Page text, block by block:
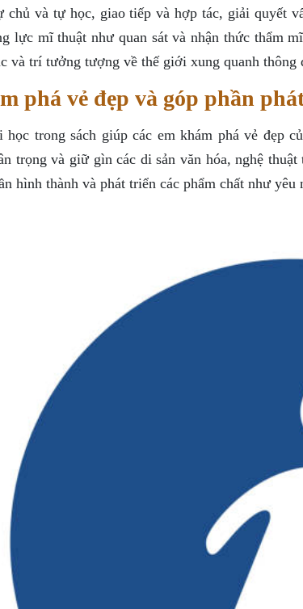
chủ và tự học, giao tiếp và hợp tác, giải quyết
lực mĩ thuật như quan sát và nhận thức thẩm
và trí tưởng tượng về thế giới xung quanh thông
phá vẻ đẹp và góp phần
học trong sách giúp các em khám phá vẻ đẹp
trọng và giữ gìn các di sản văn hóa, nghệ
hình thành và phát triển các phẩm chất như